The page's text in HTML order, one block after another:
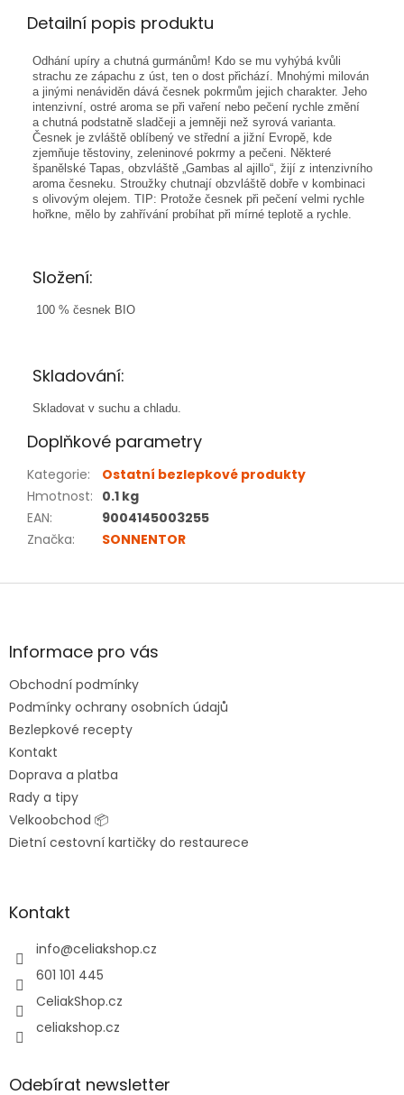
Detailní popis produktu
Odhání upíry a chutná gurmánům! Kdo se mu vyhýbá kvůli
strachu ze zápachu z úst, ten o dost přichází. Mnohými milován
a jinými nenáviděn dává česnek pokrmům jejich charakter. Jeho
intenzivní, ostré aroma se při vaření nebo pečení rychle změní
a chutná podstatně sladčeji a jemněji než syrová varianta.
Česnek je zvláště oblíbený ve střední a jižní Evropě, kde
zjemňuje těstoviny, zeleninové pokrmy a pečeni. Některé
španělské Tapas, obzvláště „Gambas al ajillo“, žijí z intenzivního
aroma česneku. Stroužky chutnají obzvláště dobře v kombinaci
s olivovým olejem. TIP: Protože česnek při pečení velmi rychle
hořkne, mělo by zahřívání probíhat při mírné teplotě a rychle.
Složení:
100 % česnek BIO
Skladování:
Skladovat v suchu a chladu.
Doplňkové parametry
Kategorie:
Ostatní bezlepkové produkty
Hmotnost: 0.1 kg
EAN:
9004145003255
Značka: SONNENTOR
Z
aInformace pro vás
Obchodní podmínky
Podmínky ochrany osobních údajů
Bezlepkové recepty
Kontakt
Doprava a platba
Rady a tipy
Velkoobchod 📦
Dietní cestovní kartičky do restaurece
Kontakt
info@celiakshop.cz
601 101 445
CeliakShop.cz
celiakshop.cz
Odebírat newsletter